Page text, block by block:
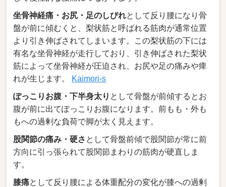
坐骨神経痛・お尻・足のしびれとして反り腰になり骨
盤が前に傾むくと、梨状筋と呼ばれる筋肉が通常位置
より引き伸ばされてしまいます。この梨状筋の下には
有名な坐骨神経が走行しており、引き伸ばされた梨状
筋によって坐骨神経が圧迫され、お尻や足の痛みや痺
れが生じます。
Kaimori-s
ぽっこりお腹・下半身太り として骨盤が前傾するとお
腹が前に出てぽっこりお腹になります。前もも・外も
もへの過剰な負荷で脚が太く見えます。
股関節の痛み・硬さ として骨盤前傾で股関節が常に前
方向に引っ張られて股関節まわりの筋肉が硬直しま
す。
膝痛として反り腰による体重配分の変化が膝への過剰